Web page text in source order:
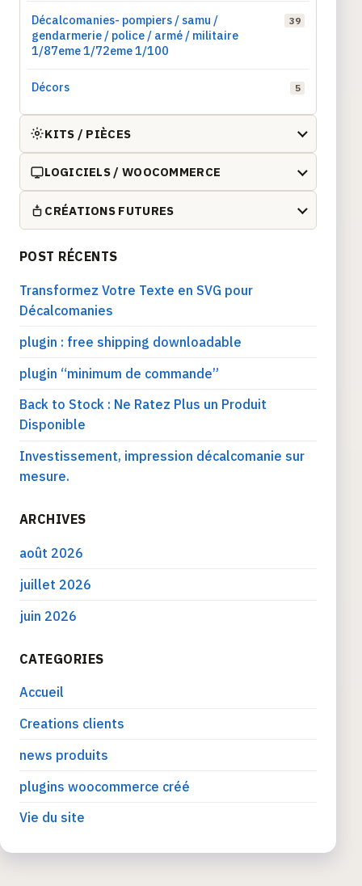
Décalcomanies- pompiers / samu /
gendarmerie / police / armé / militaire
1/87eme 1/72eme 1/100
39
Décors 5
KITS / PIÈCES
LOGICIELS / WOOCOMMERCE
CRÉATIONS FUTURES
POST RÉCENTS
Transformez Votre Texte en SVG pour
Décalcomanies
plugin : free shipping downloadable
plugin “minimum de commande”
Back to Stock : Ne Ratez Plus un Produit
Disponible
Investissement, impression décalcomanie sur
mesure.
ARCHIVES
août 2026
juillet 2026
juin 2026
CATEGORIES
Accueil
Creations clients
news produits
plugins woocommerce créé
Vie du site